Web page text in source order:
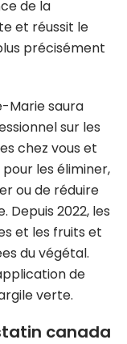
de la
et réussit le
précisément
Marie saura
sur les
chez vous et
les éliminer,
ou de réduire
Depuis 2022, les
et les fruits et
du végétal.
de
verte.
canada